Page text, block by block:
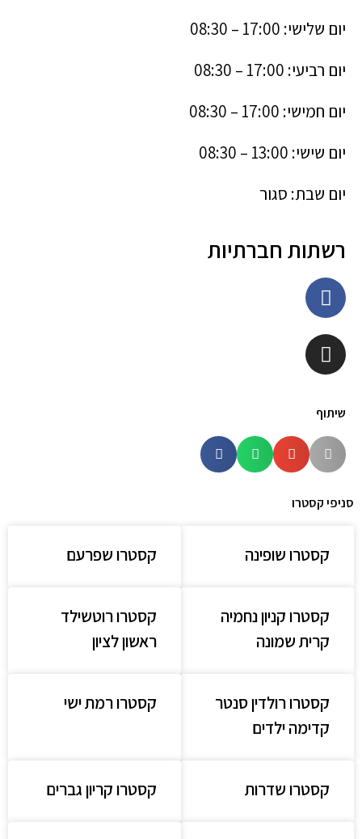
יום שלישי: 17:00 – 08:30
יום רביעי: 17:00 – 08:30
יום חמישי: 17:00 – 08:30
יום שישי: 13:00 – 08:30
יום שבת: סגור
רשתות חברתיות
שיתוף
סניפי קסטרו
קסטרו שופינה קסטרו שפרעם
קסטרו קניון נחמיה
קרית שמונה
קסטרו רוטשילד
ראשון לציון
קסטרו רולדין סנטר
קדימה ילדים
קסטרו רמת ישי
קסטרו שדרות קסטרו קריון גברים